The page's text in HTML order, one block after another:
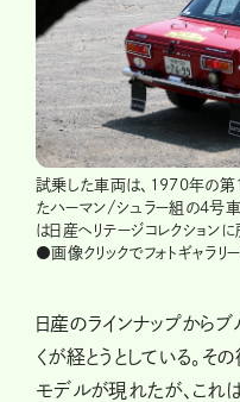
試乗した車両は、1970年の第
たハーマン/シュラー組の4号
は日産ヘリテージコレクション
●画像クリックでフォトギャラリ
日産のラインナップから
くが経とうとしている。そ
モデルが現れたが、こ